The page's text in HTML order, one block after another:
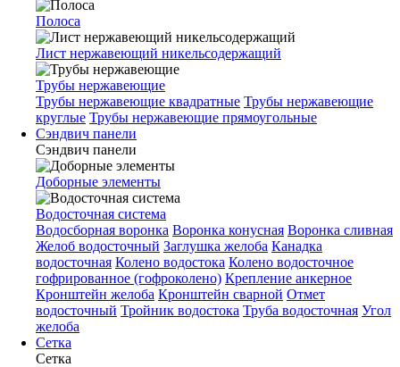
Полоса
Лист нержавеющий никельсодержащий
Трубы нержавеющие
Трубы нержавеющие квадратные Трубы нержавеющие
круглые Трубы нержавеющие прямоугольные
Сэндвич панели
Сэндвич панели
Доборные элементы
Водосточная система
Водосборная воронка Воронка конусная Воронка сливная
Желоб водосточный Заглушка желоба Канадка
водосточная Колено водостока Колено водосточное
гофрированное (гофроколено) Крепление анкерное
Кронштейн желоба Кронштейн сварной Отмет
водосточный Тройник водостока Труба водосточная Угол
желоба
Сетка
Сетка